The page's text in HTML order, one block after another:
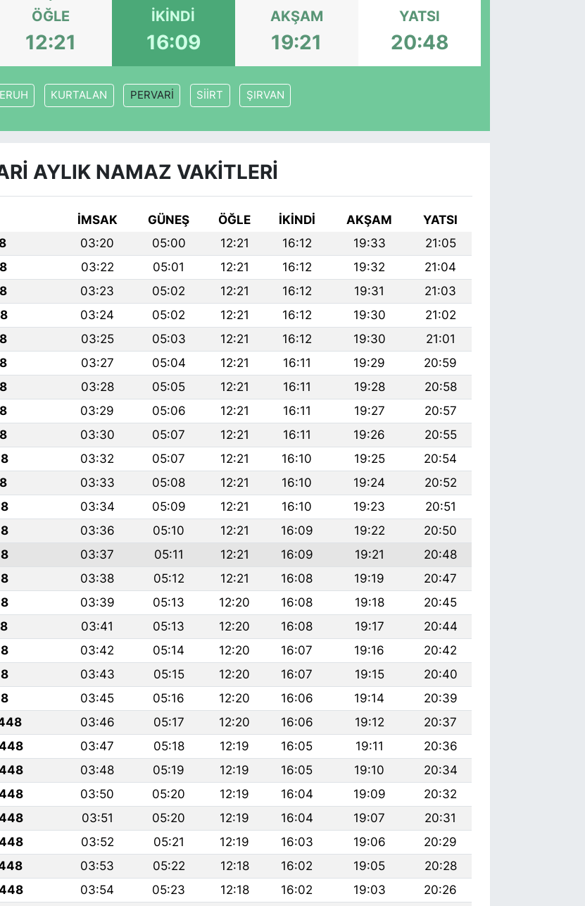
ÖĞLE
12:21
İKINDI
16:09
AKŞAM
19:21
YATSI
20:48
ERUH KURTALAN PERVARİ SİİRT ŞIRVAN
AYLIK NAMAZ VAKITLERI
İMSAK GÜNEŞ ÖĞLE İKINDI AKŞAM
YATSI
03:20 05:00 12:21 16:12 19:33
21:05
03:22 05:01 12:21 16:12 19:32
21:04
03:23 05:02 12:21 16:12 19:31
21:03
03:24 05:02 12:21 16:12 19:30
21:02
03:25 05:03 12:21 16:12 19:30
21:01
03:27 05:04 12:21 16:11 19:29
20:59
03:28 05:05 12:21 16:11 19:28
20:58
03:29 05:06 12:21 16:11 19:27
20:57
03:30 05:07 12:21 16:11 19:26
20:55
03:32 05:07 12:21 16:10 19:25
20:54
03:33 05:08 12:21 16:10 19:24
20:52
03:34 05:09 12:21 16:10 19:23
20:51
03:36 05:10 12:21 16:09 19:22
20:50
03:37 05:11 12:21 16:09 19:21
20:48
03:38 05:12 12:21 16:08 19:19
20:47
03:39 05:13 12:20 16:08 19:18
20:45
03:41 05:13 12:20 16:08 19:17
20:44
03:42 05:14 12:20 16:07 19:16
20:42
03:43 05:15 12:20 16:07 19:15
20:40
03:45 05:16 12:20 16:06 19:14
20:39
03:46 05:17 12:20 16:06 19:12
20:37
03:47 05:18 12:19 16:05 19:11
20:36
03:48 05:19 12:19 16:05 19:10
20:34
03:50 05:20 12:19 16:04 19:09
20:32
03:51 05:20 12:19 16:04 19:07
20:31
03:52 05:21 12:19 16:03 19:06
20:29
03:53 05:22 12:18 16:02 19:05
20:28
03:54 05:23 12:18 16:02 19:03
20:26